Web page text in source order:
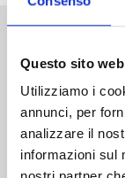
Questo sito
Utilizziamo i
annunci, per
analizzare il
informazioni sul
Altri